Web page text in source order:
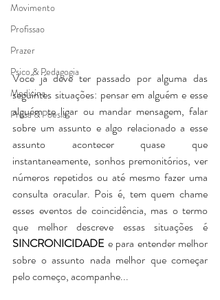
Movimento
Profissao
Prazer
Psico & Pedagogia
Medicina
Prosa & Poesia
Você já deve ter passado por alguma das
seguintes situações: pensar em alguém e esse
alguém te ligar ou mandar mensagem, falar
sobre um assunto e algo relacionado a esse
assunto acontecer quase que
instantaneamente, sonhos premonitórios, ver
números repetidos ou até mesmo fazer uma
consulta oracular. Pois é, tem quem chame
esses eventos de coincidência, mas o termo
SINCRONICIDADE e para entender melhor
sobre o assunto nada melhor que começar
pelo começo, acompanhe...